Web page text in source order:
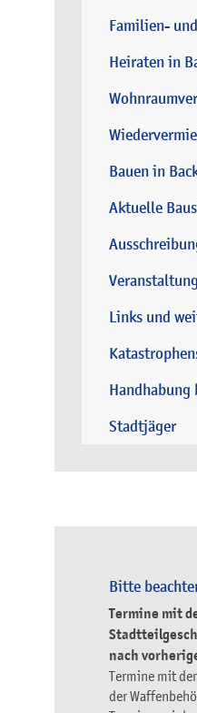
Familien-
Heiraten in
Bauen in
Aktuelle
Links und
Handhabung
Stadtjäger
Bitte
Termine mit
nach
Termine mit
der